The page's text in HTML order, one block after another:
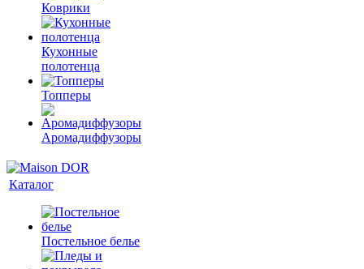
Коврики
Кухонные
полотенца
Топперы
Аромадиффузоры
Каталог
Постельное белье